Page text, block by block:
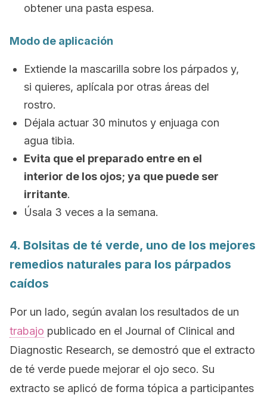
obtener una pasta espesa.
Modo de aplicación
Extiende la mascarilla sobre los párpados y,
si quieres, aplícala por otras áreas del
rostro.
Déjala actuar 30 minutos y enjuaga con
agua tibia.
Evita que el preparado entre en el
interior de los ojos; ya que puede ser
irritante.
Úsala 3 veces a la semana.
4. Bolsitas de té verde, uno de los mejores
remedios naturales para los párpados
caídos
Por un lado, según avalan los resultados de un
trabajo publicado en el Journal of Clinical and
Diagnostic Research, se demostró que el extracto
de té verde puede mejorar el ojo seco. Su
extracto se aplicó de forma tópica a participantes